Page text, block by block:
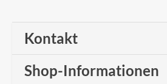
Kontakt
Shop-Informationen